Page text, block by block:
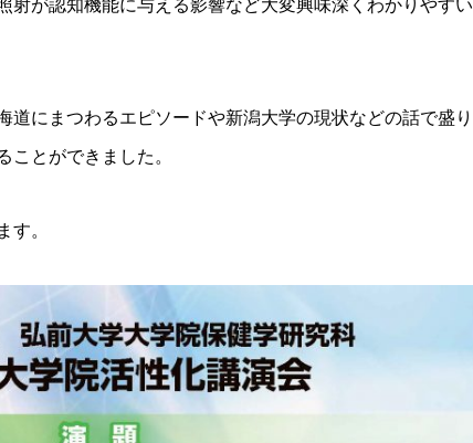
射が認知機能に与える影響など大変興味深くわかりやすい
道にまつわるエピソードや新潟大学の現状などの話で盛り
ことができました。
す。